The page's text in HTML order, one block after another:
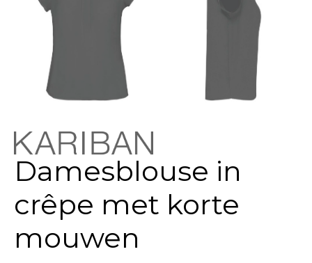
Damesblouse in
crêpe met korte
mouwen